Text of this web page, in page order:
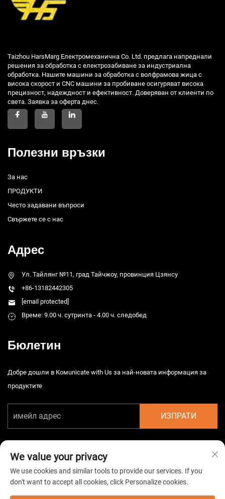
Taizhou HarsMarg Електромеханична Co. Ltd. предлага напреднали
решения за обработка с електрозабиване за индустриална
обработка. Нашите машини за обработка с волфрамова жица с
висока скорост и CNC машини за пробиване осигуряват висока
прецизност, надеждност и ефективност. Доверяван от клиенти по
света. Заявка за оферта днес.
Полезни връзки
За нас
ПРОДУКТИ
Често задавани въпроси
Свържете се с нас
Адрес
Ул. Тайлянг №11, град Тайчжоу, провинция Цзянсу
+86-13182442305
[email protected]
Време: 9.00 ч. сутринта - 4.00 ч. следобед
Бюлетин
Добре дошли в Комunicate with Us за най-новата информация за
продуктите
ИЗПРАТИ
Автоматично право © 2026 Китайска Taizhou HarsMarg
We value your privacy
We use cookies and similar tools to provide our services. If you
don't want to accept all cookies, click Personalize cookies.